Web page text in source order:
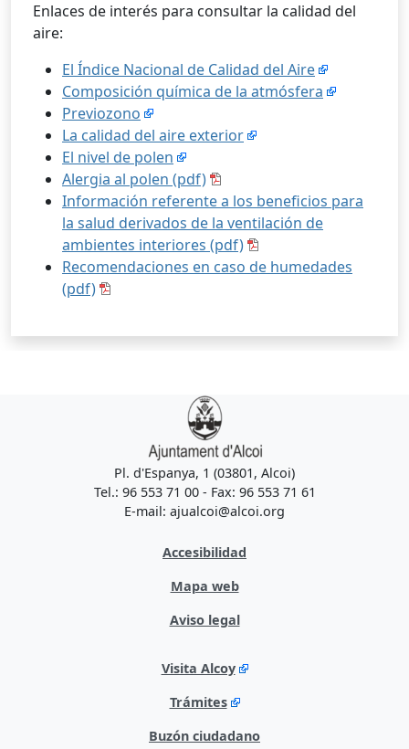
Enlaces de interés para consultar la calidad del
aire:
El Índice Nacional de Calidad del Aire
Composición química de la atmósfera
Previozono
La calidad del aire exterior
El nivel de polen
Alergia al polen (pdf)
Información referente a los beneficios para
la salud derivados de la ventilación de
ambientes interiores (pdf)
Recomendaciones en caso de humedades
(pdf)
Pl. d'Espanya, 1 (03801, Alcoi)
Tel.: 96 553 71 00 - Fax: 96 553 71 61
E-mail: ajualcoi@alcoi.org
Accesibilidad
Mapa web
Aviso legal
Visita Alcoy
Trámites
Buzón ciudadano